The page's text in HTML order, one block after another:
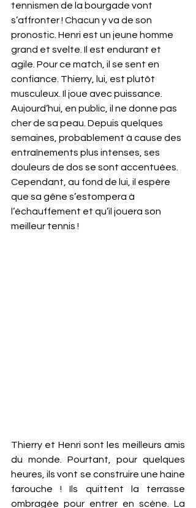
tennismen de la bourgade vont
s’affronter ! Chacun y va de son
pronostic. Henri est un jeune homme
grand et svelte. Il est endurant et
agile. Pour ce match, il se sent en
confiance. Thierry, lui, est plutôt
musculeux. Il joue avec puissance.
Aujourd’hui, en public, il ne donne pas
cher de sa peau. Depuis quelques
semaines, probablement à cause des
entraînements plus intenses, ses
douleurs de dos se sont accentuées.
Cependant, au fond de lui, il espère
que sa gêne s’estompera à
l’échauffement et qu’il jouera son
meilleur tennis !
Thierry et Henri sont les meilleurs amis
du monde. Pourtant, pour quelques
heures, ils vont se construire une haine
farouche ! Ils quittent la terrasse
ombragée pour entrer en scène. La